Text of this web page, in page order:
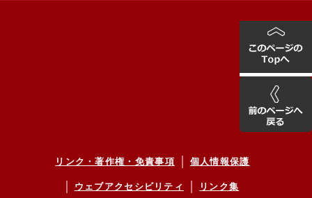
リンク・著作権・免責事項 個人情報保護
ウェブアクセシビリティ リンク集